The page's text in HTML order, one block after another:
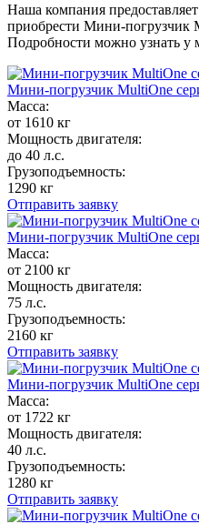
Наша компания
приобрести Мини-погрузчик
Подробности можно узнать у
Мини-погрузчик MultiОne
Масса:
от 1610 кг
Мощность двигателя:
до 40 л.с.
Грузоподъемность:
1290 кг
Отправить заявку
Мини-погрузчик MultiОne
Масса:
от 2100 кг
Мощность двигателя:
75 л.с.
Грузоподъемность:
2160 кг
Отправить заявку
Мини-погрузчик MultiОne
Масса:
от 1722 кг
Мощность двигателя:
40 л.с.
Грузоподъемность:
1280 кг
Отправить заявку